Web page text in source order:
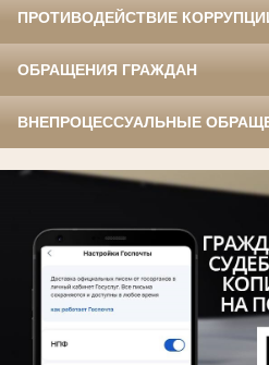
ПРОТИВОДЕЙСТВИЕ
ОБРАЩЕНИЯ ГРАЖДАН
ВНЕПРОЦЕССУАЛЬНЫЕ